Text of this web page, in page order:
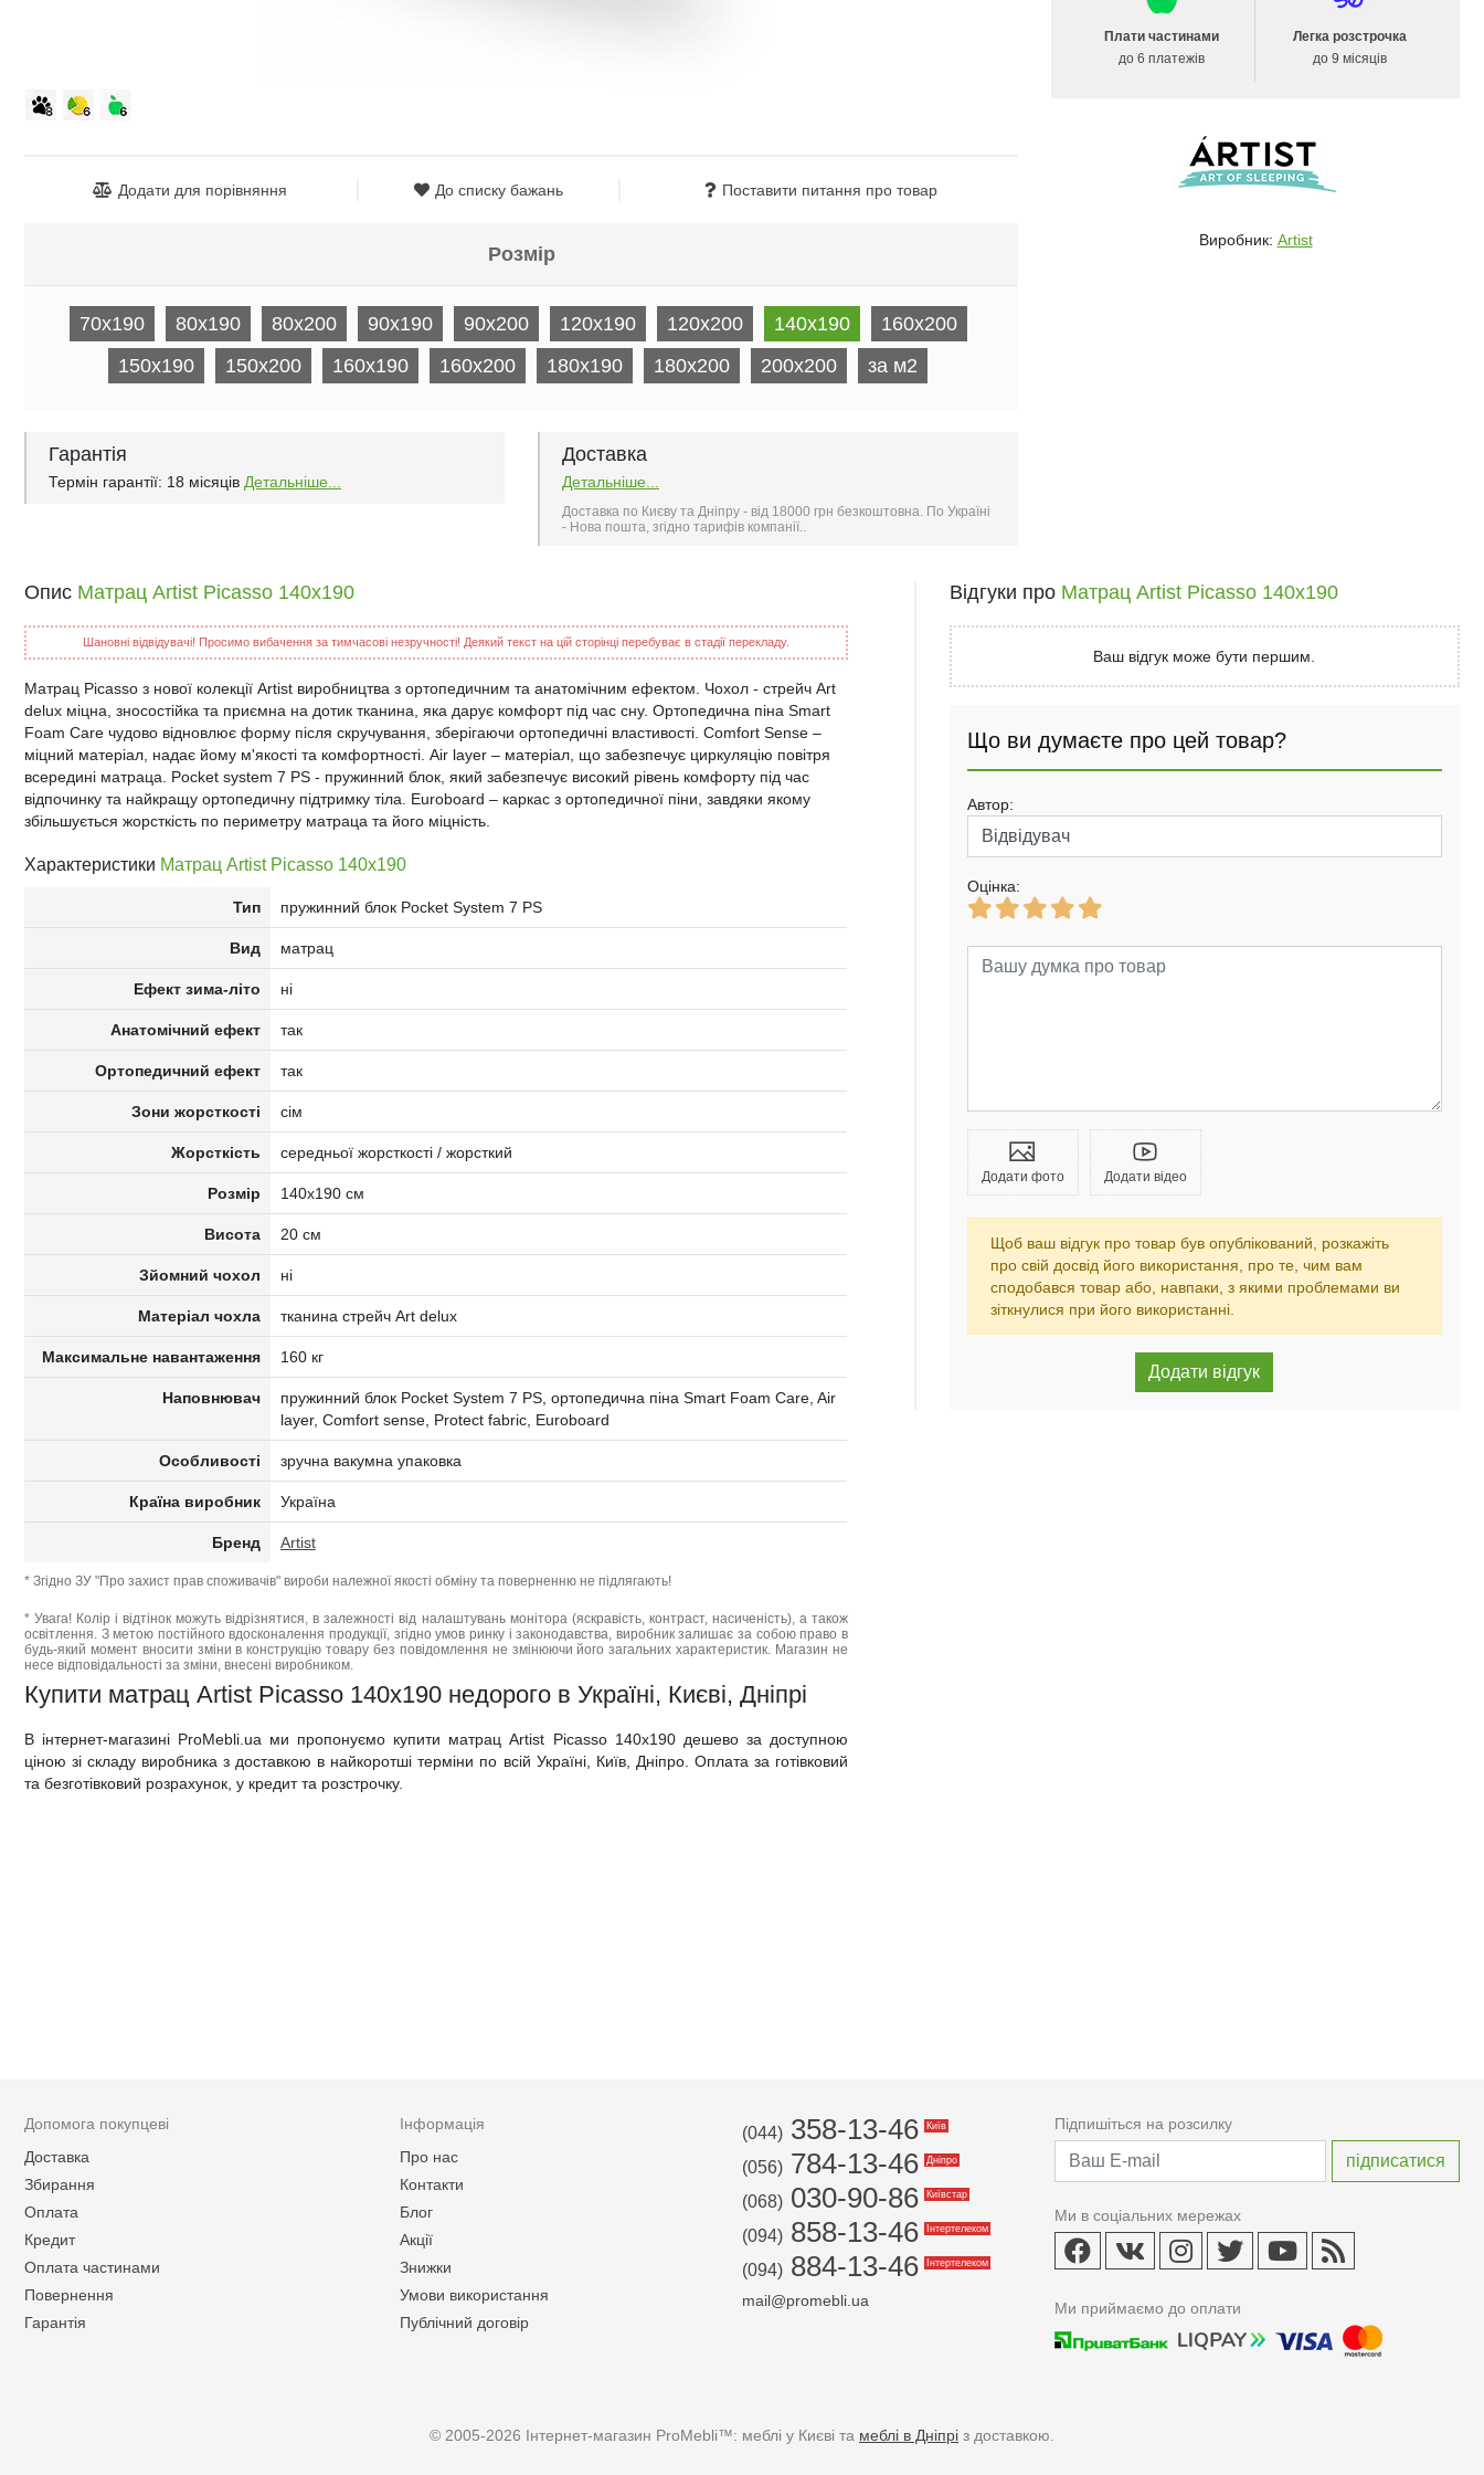
Додати для порівняння До списку бажань Поставити питання про товар
Розмір
70x190 80x190 80x200 90x190 90x200 120x190 120x200 140x190
160x200
150x190
150x200 160x190 160x200 180x190 180x200 200x200 за м2
Гарантія
Термін гарантії: 18 місяців Детальніше...
Доставка
Детальніше...
Доставка по Києву та Дніпру - від 18000 грн безкоштовна. По Україні
- Нова пошта, згідно тарифів компанії..
Плати частинами
до 6 платежів
Легка розстрочка
до 9 місяців
Виробник: Artist
Опис Матрац Artist Picasso 140x190
Шановні відвідувачі! Просимо вибачення за тимчасові незручності! Деякий текст на цій сторінці перебуває в стадії перекладу.
Матрац Picasso з нової колекції Artist виробництва з ортопедичним та анатомічним ефектом. Чохол - стрейч Art
delux міцна, зносостійка та приємна на дотик тканина, яка дарує комфорт під час сну. Ортопедична піна Smart
Foam Care чудово відновлює форму після скручування, зберігаючи ортопедичні властивості. Comfort Sense –
міцний матеріал, надає йому м'якості та комфортності. Air layer – матеріал, що забезпечує циркуляцію повітря
всередині матраца. Pocket system 7 PS - пружинний блок, який забезпечує високий рівень комфорту під час
відпочинку та найкращу ортопедичну підтримку тіла. Euroboard – каркас з ортопедичної піни, завдяки якому
збільшується жорсткість по периметру матраца та його міцність.
Характеристики Матрац Artist Picasso 140x190
Тип пружинний блок Pocket System 7 PS
Вид матрац
Ефект зима-літо ні
Анатомічний ефект так
Ортопедичний ефект так
Зони жорсткості сім
Жорсткість середньої жорсткості / жорсткий
Розмір 140x190 см
Висота 20 см
Зйомний чохол ні
Матеріал чохла тканина стрейч Art delux
Максимальне навантаження 160 кг
Наповнювач
пружинний блок Pocket System 7 PS, ортопедична піна Smart Foam Care, Air
layer, Comfort sense, Protect fabric, Euroboard
Особливості зручна вакумна упаковка
Країна виробник Україна
Бренд Artist
* Згідно ЗУ "Про захист прав споживачів" вироби належної якості обміну та поверненню не підлягають!
* Увага! Колір і відтінок можуть відрізнятися, в залежності від налаштувань монітора (яскравість, контраст, насиченість), а також
освітлення. З метою постійного вдосконалення продукції, згідно умов ринку і законодавства, виробник залишає за собою право в
будь-який момент вносити зміни в конструкцію товару без повідомлення не змінюючи його загальних характеристик. Магазин не
несе відповідальності за зміни, внесені виробником.
Купити матрац Artist Picasso 140x190 недорого в Україні, Києві, Дніпрі
В інтернет-магазині ProMebli.ua ми пропонуємо купити матрац Artist Picasso 140x190 дешево за доступною
ціною зі складу виробника з доставкою в найкоротші терміни по всій Україні, Київ, Дніпро. Оплата за готівковий
та безготівковий розрахунок, у кредит та розстрочку.
Відгуки про Матрац Artist Picasso 140x190
Ваш відгук може бути першим.
Що ви думаєте про цей товар?
Автор:
Оцінка:
Додати фото Додати відео
Щоб ваш відгук про товар був опублікований, розкажіть
про свій досвід його використання, про те, чим вам
сподобався товар або, навпаки, з якими проблемами ви
зіткнулися при його використанні.
Допомога покупцеві
Доставка
Збирання
Оплата
Кредит
Оплата частинами
Повернення
Гарантія
Інформація
Про нас
Контакти
Блог
Акції
Знижки
Умови використання
Публічний договір
(044) 358-13-46 Київ
(056) 784-13-46 Дніпро
(068) 030-90-86 Київстар
(094) 858-13-46 Інтертелеком
(094) 884-13-46 Інтертелеком
mail@promebli.ua
Підпишіться на розсилку
Ми в соціальних мережах
Ми приймаємо до оплати
© 2005-2026 Інтернет-магазин ProMebli™: меблі у Києві та меблі в Дніпрі з доставкою.